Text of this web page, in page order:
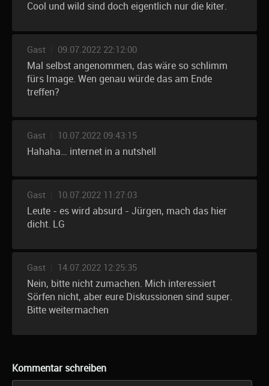
Cool und wild sind doch eigentlich nur die kiter.
Gast 09.07.2022 22:12:00
Mal selbst angenommen, das wäre so schlimm
fürs Image. Wen genau würde das am Ende
treffen?
Gast 10.07.2022 09:43:15
Hahaha… internet in a nutshell
Gast 10.07.2022 11:27:03
Leute - es wird absurd - Jürgen, mach das hier
dicht. LG
Gast 14.07.2022 12:25:35
Nein, bitte nicht zumachen. Mich interessiert
Sörfen nicht, aber eure Diskussionen sind super.
Bitte weitermachen
Kommentar schreiben